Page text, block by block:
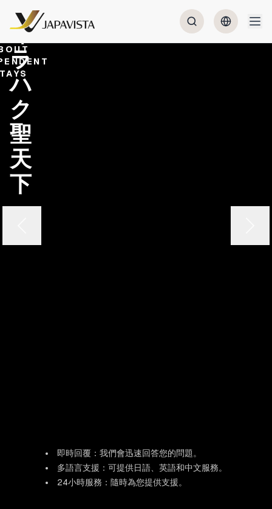
ヴ
ィ
ラ
ハ
ク
聖
天
下
即時回覆：我們會迅速回答您的問題。
多語言支援：可提供日語、英語和中文服務。
24小時服務：隨時為您提供支援。